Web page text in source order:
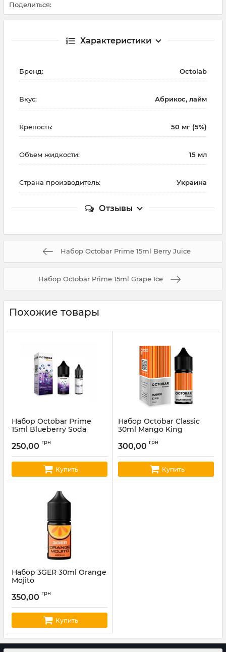
Поделиться:
Характеристики
Бренд: Octolab
Вкус: Абрикос, лайм
Крепость: 50 мг (5%)
Объем жидкости: 15 мл
Страна производитель: Украина
Отзывы
Набор Octobar Prime 15ml Berry Juice
Набор Octobar Prime 15ml Grape Ice
Похожие товары
Набор Octobar Prime
15ml Blueberry Soda
250,00 грн
Купить
Набор Octobar Classic
30ml Mango King
300,00 грн
Купить
Набор 3GER 30ml Orange
Mojito
350,00 грн
Купить